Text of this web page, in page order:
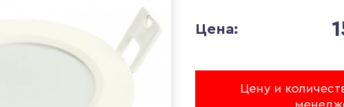
Цена:
Цену и